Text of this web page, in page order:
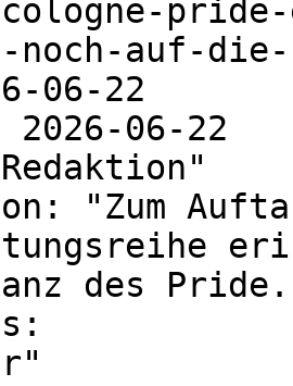
noch-auf-
06-22
06-22
"Zum
des